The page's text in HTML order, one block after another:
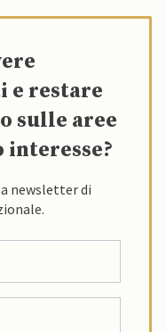
e restare
sulle aree
interesse?
newsletter di